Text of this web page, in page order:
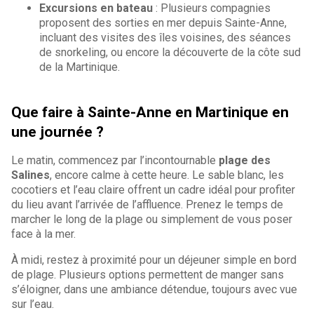
Excursions en bateau : Plusieurs compagnies
proposent des sorties en mer depuis Sainte-Anne,
incluant des visites des îles voisines, des séances
de snorkeling, ou encore la découverte de la côte sud
de la Martinique.
Que faire à Sainte-Anne en Martinique en
une journée ?
Le matin, commencez par l’incontournable plage des
Salines, encore calme à cette heure. Le sable blanc, les
cocotiers et l’eau claire offrent un cadre idéal pour profiter
du lieu avant l’arrivée de l’affluence. Prenez le temps de
marcher le long de la plage ou simplement de vous poser
face à la mer.
À midi, restez à proximité pour un déjeuner simple en bord
de plage. Plusieurs options permettent de manger sans
s’éloigner, dans une ambiance détendue, toujours avec vue
sur l’eau.